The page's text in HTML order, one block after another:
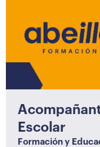
Escolar
Formación y